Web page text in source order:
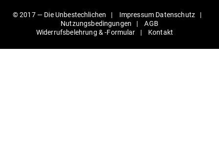
© 2017 — Die Unbestechlichen Impressum Daten­schutz
Nut­zungs­be­din­gungen
AGB
Wider­rufs­be­lehrung & ‑For­mular
Kontakt